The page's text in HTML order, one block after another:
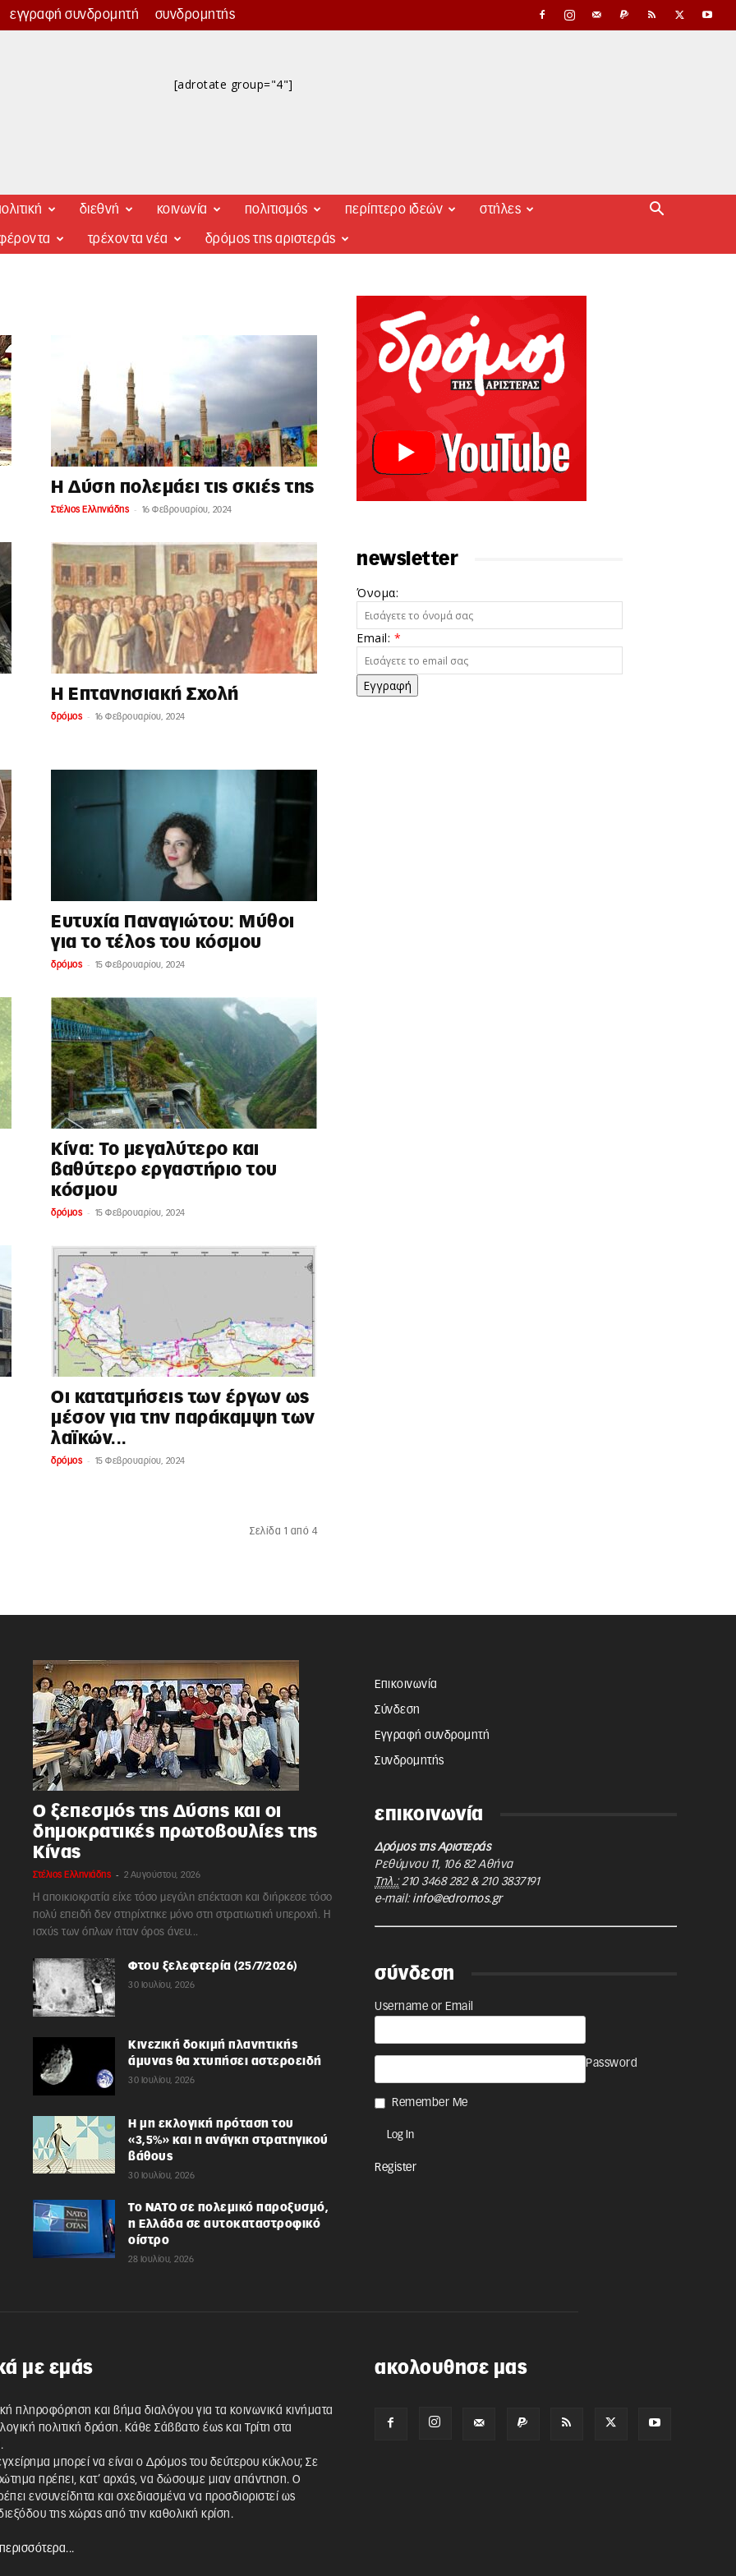
εγγραφή συνδρομητή συνδρομητής
[adrotate group="4"]
διεθνή κοινωνία πολιτισμός περίπτερο ιδεών στήλες
τρέχοντα νέα δρόμος της αριστεράς
Η Δύση πολεμάει τις σκιές της
Στέλιος Ελληνιάδης - 16 Φεβρουαρίου, 2024
Η Επτανησιακή Σχολή
δρόμος - 16 Φεβρουαρίου, 2024
Ευτυχία Παναγιώτου: Μύθοι
για το τέλος του κόσμου
δρόμος - 15 Φεβρουαρίου, 2024
Κίνα: Το μεγαλύτερο και
βαθύτερο εργαστήριο του
κόσμου
δρόμος - 15 Φεβρουαρίου, 2024
Οι κατατμήσεις των έργων ως
μέσον για την παράκαμψη των
λαϊκών...
δρόμος - 15 Φεβρουαρίου, 2024
Σελίδα 1 από 4
newsletter
Όνομα:
Email: *
Εγγραφή
Ο ξεπεσμός της Δύσης και οι
δημοκρατικές πρωτοβουλίες της
Κίνας
Στέλιος Ελληνιάδης - 2 Αυγούστου, 2026
Η αποικιοκρατία είχε τόσο μεγάλη επέκταση και διήρκεσε τόσο
πολύ επειδή δεν στηρίχτηκε μόνο στη στρατιωτική υπεροχή. Η
ισχύς των όπλων ήταν όρος άνευ...
Φτου ξελεφτερία (25/7/2026)
30 Ιουλίου, 2026
Κινεζική δοκιμή πλανητικής
άμυνας θα χτυπήσει αστεροειδή
30 Ιουλίου, 2026
Η μη εκλογική πρόταση του
«3,5%» και η ανάγκη στρατηγικού
βάθους
30 Ιουλίου, 2026
Το ΝΑΤΟ σε πολεμικό παροξυσμό,
η Ελλάδα σε αυτοκαταστροφικό
οίστρο
28 Ιουλίου, 2026
Επικοινωνία
Σύνδεση
Εγγραφή συνδρομητή
Συνδρομητής
επικοινωνία
Δρόμος της Αριστεράς
Ρεθύμνου 11, 106 82 Αθήνα
Τηλ.: 210 3468 282& 210 3837191
e-mail: info@edromos.gr
σύνδεση
Username or Email
Password
Remember Me
Register
με εμάς
πληροφόρηση και βήμα διαλόγου για τα κοινωνικά κινήματα
πολιτική δράση. Κάθε Σάββατο έως και Τρίτη στα
μπορεί να είναι ο Δρόμος του δεύτερου κύκλου; Σε
πρέπει, κατ’ αρχάς, να δώσουμε μιαν απάντηση. Ο
ενσυνείδητα και σχεδιασμένα να προσδιοριστεί ως
της χώρας από την καθολική κρίση.
ακολουθησε μας